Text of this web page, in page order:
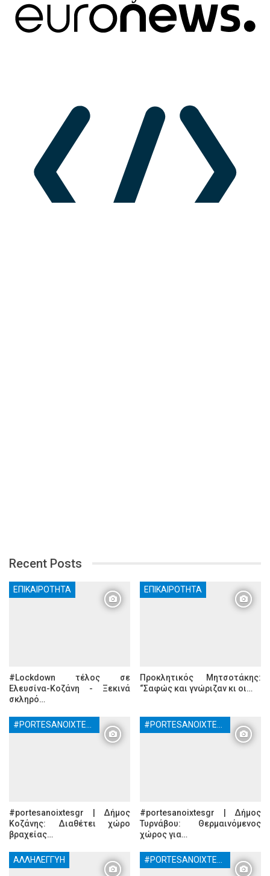
Recent Posts
ΕΠΙΚΑΙΡΌΤΗΤΑ
#Lockdown τέλος σε
Ελευσίνα-Κοζάνη - Ξεκινά
σκληρό…
ΕΠΙΚΑΙΡΌΤΗΤΑ
Προκλητικός Μητσοτάκης:
“Σαφώς και γνώριζαν κι οι…
#portesanoixtesgr | Δήμος
Κοζάνης: Διαθέτει χώρο
βραχείας…
#portesanoixtesgr | Δήμος
Τυρνάβου: Θερμαινόμενος
χώρος για…
ΑΛΛΗΛΕΓΓΎΗ